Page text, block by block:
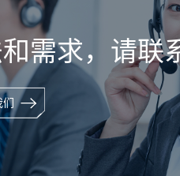
需求，请联